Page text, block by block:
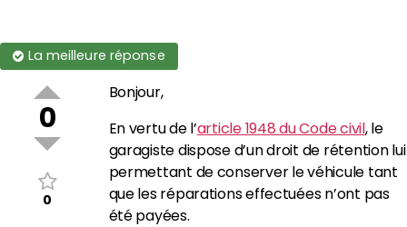
La meilleure réponse
0
0
Bonjour,
En vertu de l’article 1948 du Code civil, le
garagiste dispose d’un droit de rétention lui
permettant de conserver le véhicule tant
que les réparations effectuées n’ont pas
été payées.